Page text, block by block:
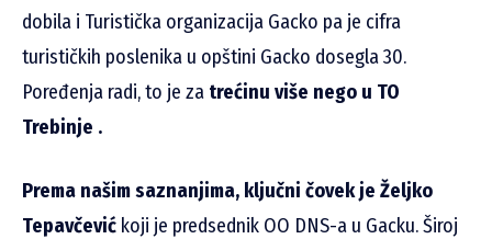
dobila i Turistička organizacija Gacko pa je cifra
turističkih poslenika u opštini Gacko dosegla 30.
Poređenja radi, to je za trećinu više nego u TO
Trebinje .
Prema našim saznanjima, ključni čovek je Željko
Tepavčević koji je predsednik OO DNS-a u Gacku. Široj